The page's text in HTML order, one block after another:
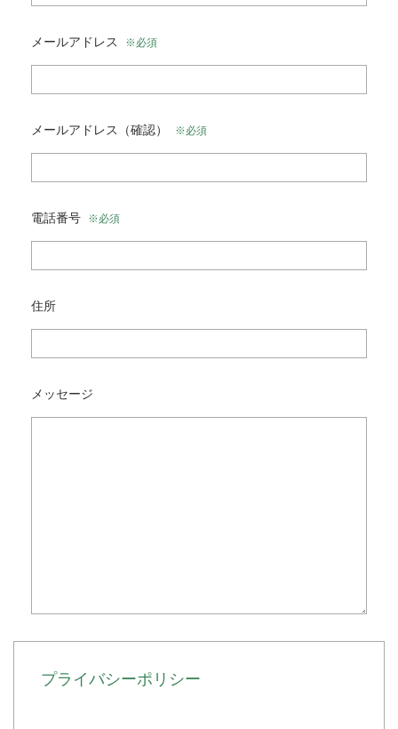
メールアドレス ※必須
メールアドレス（確認） ※必須
電話番号 ※必須
住所
メッセージ
プライバシーポリシー